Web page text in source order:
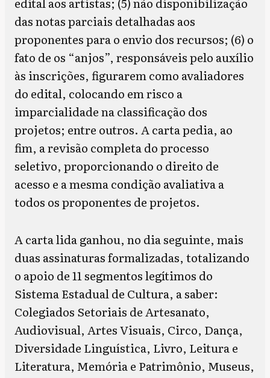
das notas parciais detalhadas aos
proponentes para o envio dos recursos; (6) o
fato de os “anjos”, responsáveis pelo auxílio
às inscrições, figurarem como avaliadores
do edital, colocando em risco a
imparcialidade na classificação dos
projetos; entre outros. A carta pedia, ao
fim, a revisão completa do processo
seletivo, proporcionando o direito de
acesso e a mesma condição avaliativa a
todos os proponentes de projetos.
A carta lida ganhou, no dia seguinte, mais
duas assinaturas formalizadas, totalizando
o apoio de 11 segmentos legítimos do
Sistema Estadual de Cultura, a saber:
Colegiados Setoriais de Artesanato,
Audiovisual, Artes Visuais, Circo, Dança,
Diversidade Linguística, Livro, Leitura e
Literatura, Memória e Patrimônio, Museus,